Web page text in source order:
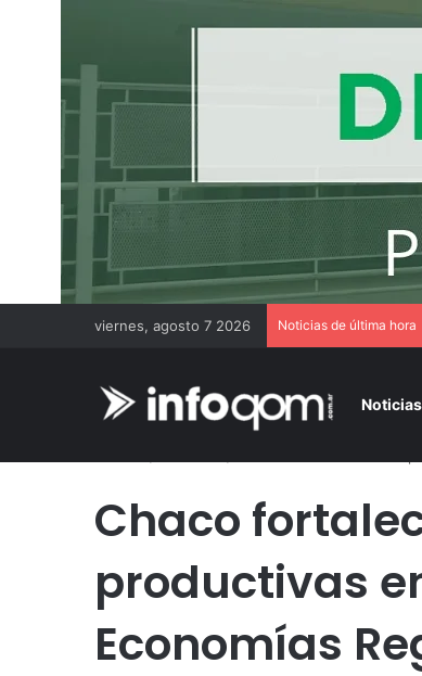
viernes, agosto 7 2026 Noticias de última hora
Noticias
Chaco
productivas
Economías